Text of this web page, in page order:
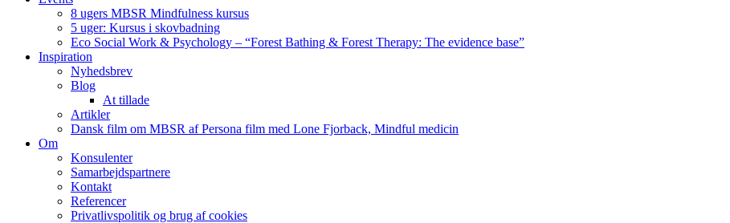
8 ugers MBSR Mindfulness kursus
5 uger: Kursus i skovbadning
Eco Social Work & Psychology – “Forest Bathing & Forest Therapy: The evidence base”
Inspiration
Nyhedsbrev
Blog
At tillade
Artikler
Dansk film om MBSR af Persona film med Lone Fjorback, Mindful medicin
Om
Konsulenter
Samarbejdspartnere
Kontakt
Referencer
Privatlivspolitik og brug af cookies